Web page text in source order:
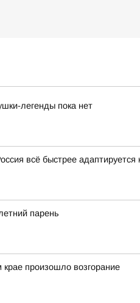
легенды пока нет
всё быстрее адаптируется
парень
произошло возгорание